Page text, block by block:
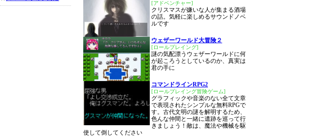
[アドベンチャー]
クリスマスが嫌いな人が集まる酒場
の話。気軽に楽しめるサウンドノベ
ルです
ウェザーワールド大冒険２
[ロールプレイング]
謎の気配漂うウェザーワールドに何
が起ころうとしているのか、真実は
君の手に
コマンドラインRPG2
[ロールプレイング冒険ゲーム]
グラフィックや音楽のない全て文章
で表現されたシンプルな無料RPGで
す。古代文明の謎を解明するため、
色んな仲間と一緒に遺跡を巡って行
きましょう！敵は、魔法や機械を駆
使して倒してください